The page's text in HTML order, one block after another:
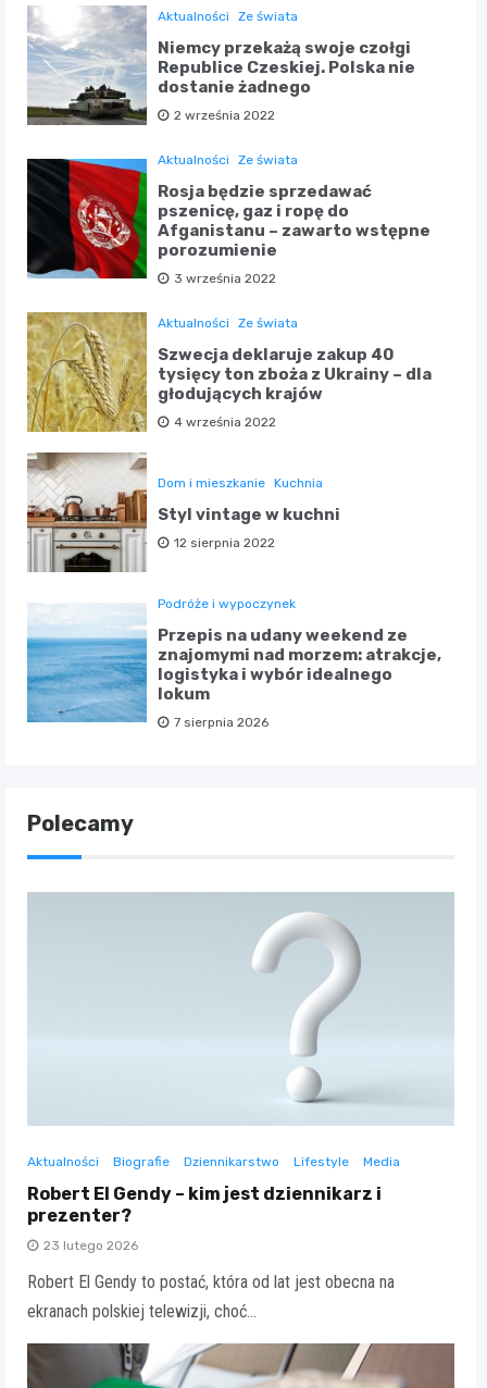
Aktualności Ze świata
Niemcy przekażą swoje czołgi
Republice Czeskiej. Polska nie
dostanie żadnego
2 września 2022
Aktualności Ze świata
Rosja będzie sprzedawać
pszenicę, gaz i ropę do
Afganistanu – zawarto wstępne
porozumienie
3 września 2022
Aktualności Ze świata
Szwecja deklaruje zakup 40
tysięcy ton zboża z Ukrainy – dla
głodujących krajów
4 września 2022
Dom i mieszkanie Kuchnia
Styl vintage w kuchni
12 sierpnia 2022
Podróże i wypoczynek
Przepis na udany weekend ze
znajomymi nad morzem: atrakcje,
logistyka i wybór idealnego
lokum
7 sierpnia 2026
Polecamy
Aktualności Biografie Dziennikarstwo Lifestyle Media
Robert El Gendy – kim jest dziennikarz i
prezenter?
23 lutego 2026
Robert El Gendy to postać, która od lat jest obecna na
ekranach polskiej telewizji, choć…